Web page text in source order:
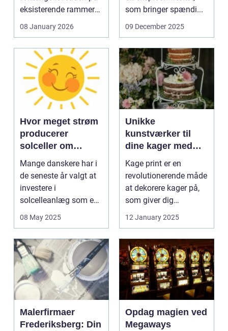
eksisterende rammer
og glas med ...
08 January 2026
som bringer spændi...
09 December 2025
Hvor meget strøm
producerer
solceller om
vinteren?
Mange danskere har i
de seneste år valgt at
investere i
solcelleanlæg som en
bæred...
08 May 2025
Unikke
kunstværker til
dine kager med
kage print
Kage print er en
revolutionerende måde
at dekorere kager på,
som giver dig
mulighed for ...
12 January 2025
Malerfirmaer
Frederiksberg: Din
Opdag magien ved
Megaways